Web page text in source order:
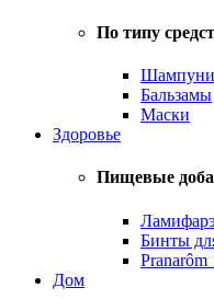
По типу
Шампуни
Бальзамы
Маски
Здоровье
Пищевые
Бинты
Дом